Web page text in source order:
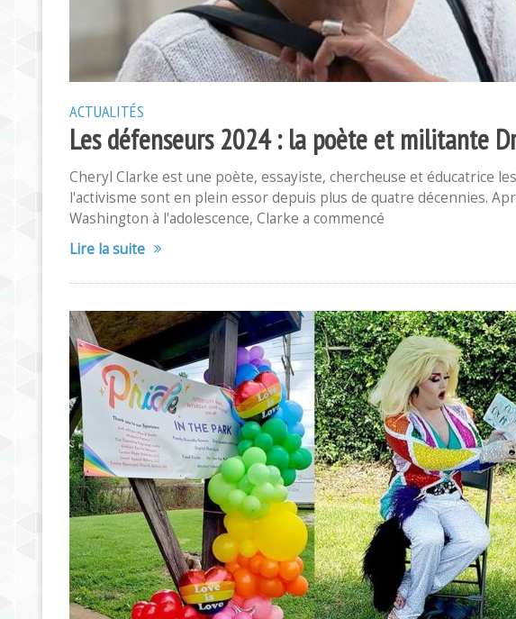
ACTUALITÉS
Les défenseurs 2024 : la poète et militante
Cheryl Clarke est une poète, essayiste, chercheuse et éducatrice
l'activisme sont en plein essor depuis plus de quatre décennies.
Washington à l'adolescence, Clarke a commencé
Lire la suite